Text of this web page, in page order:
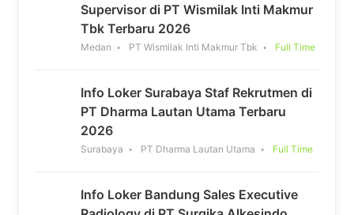
Supervisor di PT Wismilak Inti Makmur
Tbk Terbaru 2026
Medan PT Wismilak Inti Makmur Tbk Full Time
Info Loker Surabaya Staf Rekrutmen di
PT Dharma Lautan Utama Terbaru
2026
Surabaya PT Dharma Lautan Utama Full Time
Info Loker Bandung Sales Executive